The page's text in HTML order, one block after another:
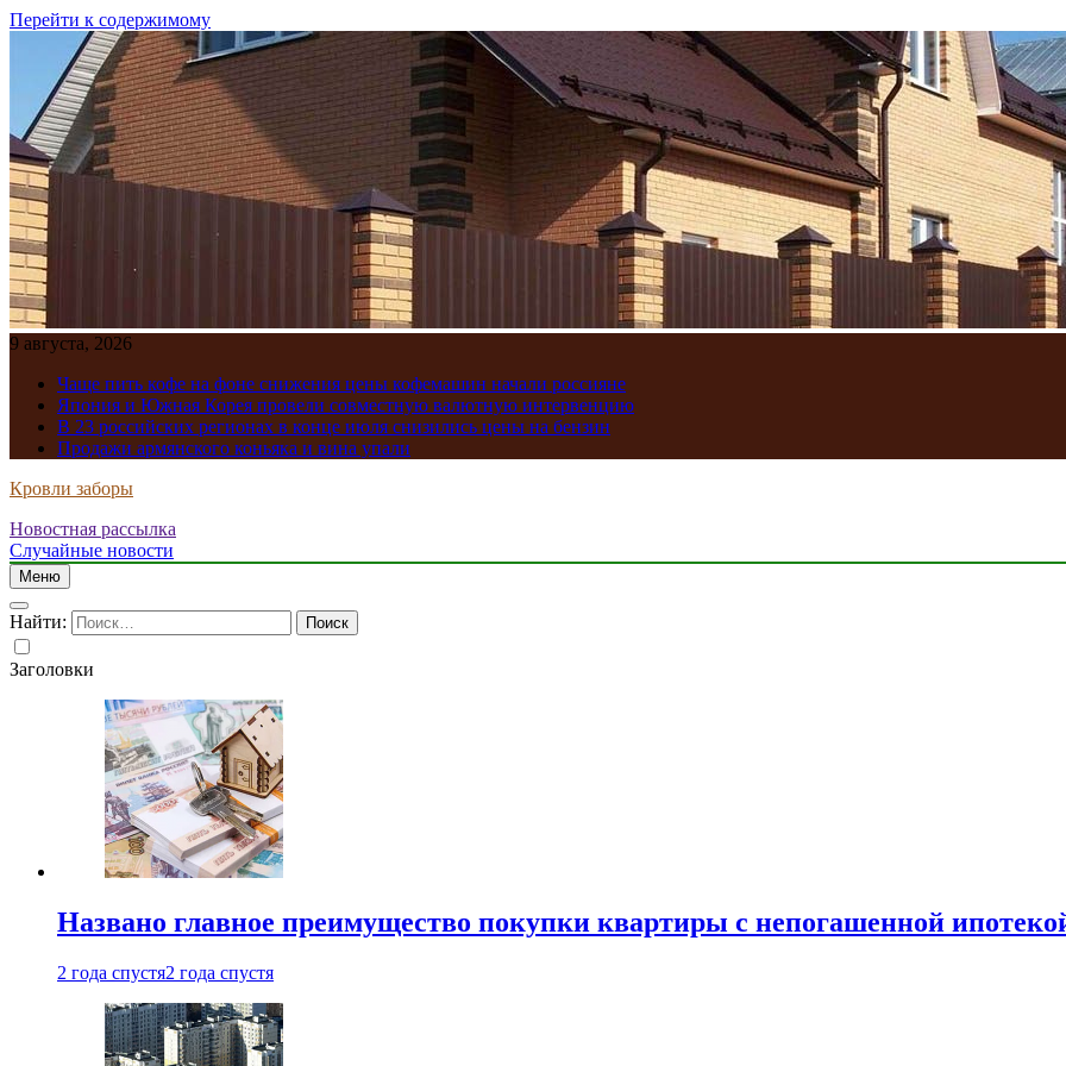
Перейти к содержимому
9 августа, 2026
Чаще пить кофе на фоне снижения цены кофемашин начали россияне
Япония и Южная Корея провели совместную валютную интервенцию
В 23 российских регионах в конце июля снизились цены на бензин
Продажи армянского коньяка и вина упали
Кровли заборы
Новостная рассылка
Случайные новости
Меню
Найти:
Заголовки
Названо главное преимущество покупки квартиры с непогашенной
2 года спустя2 года спустя